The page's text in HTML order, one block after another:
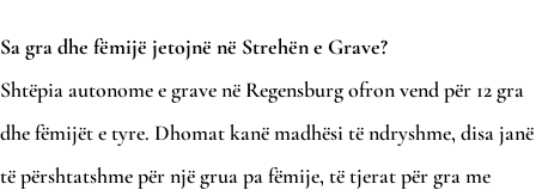
Sa gra dhe fëmijë jetojnë në Strehën e Grave?
Shtëpia autonome e grave në Regensburg ofron vend për 12 gra
dhe fëmijët e tyre. Dhomat kanë madhësi të ndryshme, disa janë
të përshtatshme për një grua pa fëmije, të tjerat për gra me